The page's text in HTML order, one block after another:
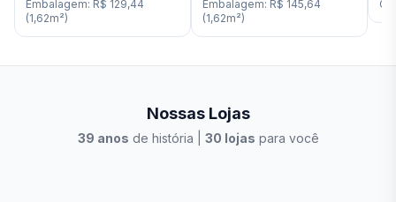
Embalagem: R$ 129,44
(1,62m²)
Embalagem: R$ 145,64
(1,62m²)
Nossas Lojas
39 anos de história | 30 lojas para você